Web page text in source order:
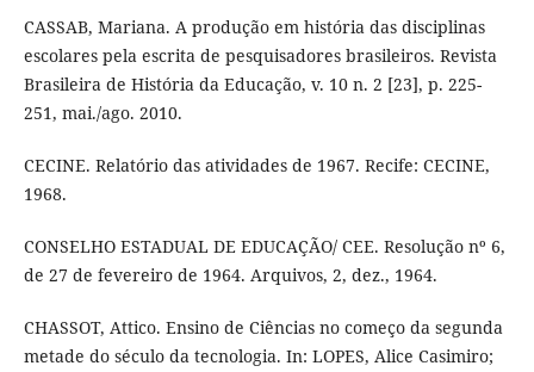
CASSAB, Mariana. A produção em história das disciplinas
escolares pela escrita de pesquisadores brasileiros. Revista
Brasileira de História da Educação, v. 10 n. 2 [23], p. 225-
251, mai./ago. 2010.
CECINE. Relatório das atividades de 1967. Recife: CECINE,
1968.
CONSELHO ESTADUAL DE EDUCAÇÃO/ CEE. Resolução nº 6,
de 27 de fevereiro de 1964. Arquivos, 2, dez., 1964.
CHASSOT, Attico. Ensino de Ciências no começo da segunda
metade do século da tecnologia. In: LOPES, Alice Casimiro;